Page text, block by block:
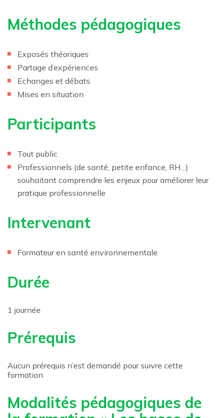
Méthodes pédagogiques
Exposés théoriques
Partage d’expériences
Echanges et débats
Mises en situation
Participants
Tout public
Professionnels (de santé, petite enfance, RH…)
souhaitant comprendre les enjeux pour améliorer leur
pratique professionnelle
Intervenant
Formateur en santé environnementale
Durée
1 journée
Prérequis
Aucun prérequis n’est demandé pour suivre cette
formation
Modalités pédagogiques de